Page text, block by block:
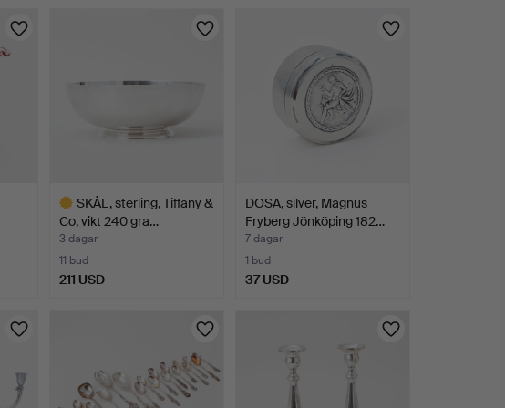
SKÅL, sterling, Tiffany &
Co, vikt 240 gra…
3 dagar
11 bud
211 USD
DOSA, silver, Magnus
Fryberg Jönköping 182…
7 dagar
1 bud
37 USD